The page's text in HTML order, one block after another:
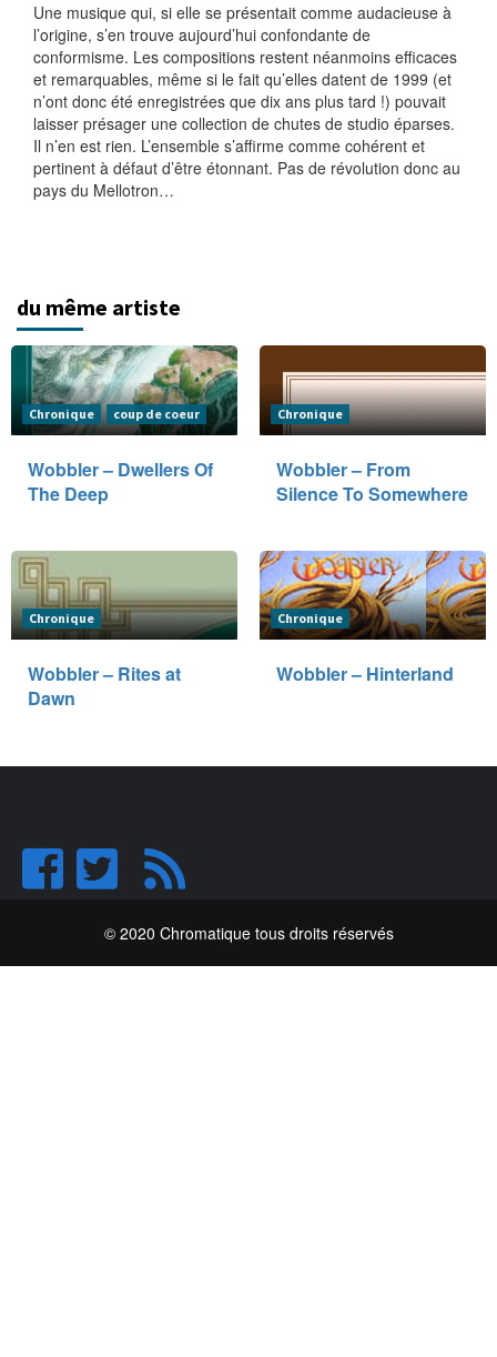
Une musique qui, si elle se présentait comme audacieuse à
l’origine, s’en trouve aujourd’hui confondante de
conformisme. Les compositions restent néanmoins efficaces
et remarquables, même si le fait qu’elles datent de 1999 (et
n’ont donc été enregistrées que dix ans plus tard !) pouvait
laisser présager une collection de chutes de studio éparses.
Il n’en est rien. L’ensemble s’affirme comme cohérent et
pertinent à défaut d’être étonnant. Pas de révolution donc au
pays du Mellotron…
du même artiste
Chronique coup de coeur
Wobbler – Dwellers Of
The Deep
Chronique
Wobbler – From
Silence To Somewhere
Chronique
Wobbler – Rites at
Dawn
Chronique
Wobbler – Hinterland
© 2020 Chromatique tous droits réservés